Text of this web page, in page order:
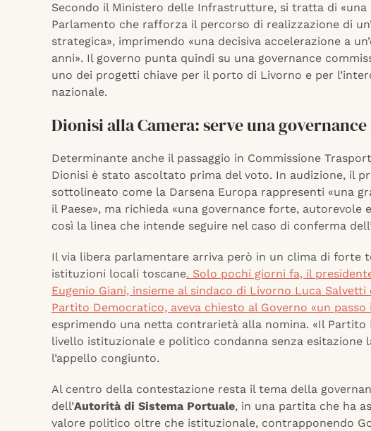
Secondo il Ministero delle Infrastrutture, si tratta di «una
Parlamento che rafforza il percorso di realizzazione di
strategica», imprimendo «una decisiva accelerazione a
anni». Il governo punta quindi su una governance
uno dei progetti chiave per il porto di Livorno e per
nazionale.
Dionisi alla Camera: serve una
Determinante anche il passaggio in Commissione
Dionisi è stato ascoltato prima del voto. In audizione, il
sottolineato come la Darsena Europa rappresenti «una
il Paese», ma richieda «una governance forte, autorevole
così la linea che intende seguire nel caso di conferma
Il via libera parlamentare arriva però in un clima di forte
istituzioni locali toscane. Solo pochi giorni fa, il
Eugenio Giani, insieme al sindaco di Livorno Luca
Partito Democratico, aveva chiesto al Governo «un
esprimendo una netta contrarietà alla nomina. «Il Partito
livello istituzionale e politico condanna senza esitazione
l’appello congiunto.
Al centro della contestazione resta il tema della
dell’Autorità di Sistema Portuale, in una partita che ha
valore politico oltre che istituzionale, contrapponendo